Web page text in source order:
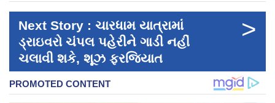
Next Story : ચારધામ યાત્રામાં
ડ્રાઇવરો ચંપલ પહેરીને ગાડી નહીં
ચલાવી શકે, શૂઝ ફરજિયાત
>